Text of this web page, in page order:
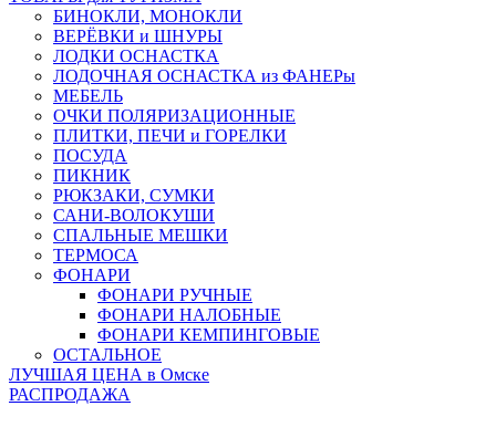
БИНОКЛИ, МОНОКЛИ
ВЕРЁВКИ и ШНУРЫ
ЛОДКИ ОСНАСТКА
ЛОДОЧНАЯ ОСНАСТКА из ФАНЕРы
МЕБЕЛЬ
ОЧКИ ПОЛЯРИЗАЦИОННЫЕ
ПЛИТКИ, ПЕЧИ и ГОРЕЛКИ
ПОСУДА
ПИКНИК
РЮКЗАКИ, СУМКИ
САНИ-ВОЛОКУШИ
СПАЛЬНЫЕ МЕШКИ
ТЕРМОСА
ФОНАРИ
ФОНАРИ РУЧНЫЕ
ФОНАРИ НАЛОБНЫЕ
ФОНАРИ КЕМПИНГОВЫЕ
ОСТАЛЬНОЕ
ЛУЧШАЯ ЦЕНА в Омске
РАСПРОДАЖА